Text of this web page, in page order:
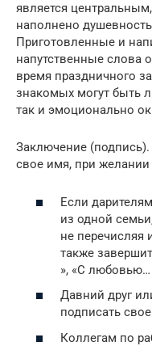
является
наполнено
Приготовленные и
напутственные слова
время праздничного
знакомых могут быть
так и эмоционально
Заключение
свое имя, при
Если
из одной
не
также
», «С любовью…
Давний друг
подписать
Коллегам по